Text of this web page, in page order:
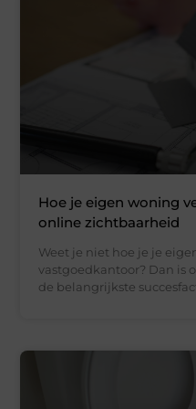
Hoe je eigen woning
online zichtbaarheid
Weet je niet hoe je je
vastgoedkantoor? Dan is
de belangrijkste